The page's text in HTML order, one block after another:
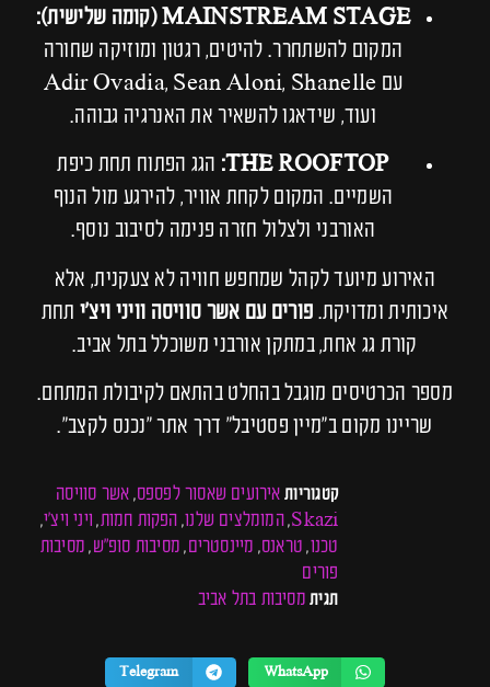
MAINSTREAM STAGE (קומה שלישית):
המקום להשתחרר. להיטים, רגטון ומוזיקה שחורה
עם Adir Ovadia, Sean Aloni, Shanelle
ועוד, שידאגו להשאיר את האנרגיה גבוהה.
THE ROOFTOP: הגג הפתוח תחת כיפת
השמיים. המקום לקחת אוויר, להירגע מול הנוף
האורבני ולצלול חזרה פנימה לסיבוב נוסף.
האירוע מיועד לקהל שמחפש חוויה לא צעקנית, אלא
איכותית ומדויקת. פורים עם אשר סוויסה וויני ויצ'י תחת
קורת גג אחת, במתקן אורבני משוכלל בתל אביב.
מספר הכרטיסים מוגבל בהחלט בהתאם לקיבולת המתחם.
שריינו מקום ב"מיין פסטיבל" דרך אתר "נכנס לקצב".
קטגוריות אירועים שאסור לפספס, אשר סוויסה
Skazi
, המומלצים שלנו, הפקות חמות, ויני ויצ׳י,
טכנו, טראנס, מיינסטרים, מסיבות סופ"ש, מסיבות
פורים
תגית מסיבות בתל אביב
WhatsApp
Telegram